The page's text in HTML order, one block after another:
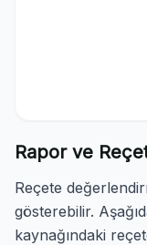
Rapor ve
Reçete
gösterebilir.
kaynağındaki